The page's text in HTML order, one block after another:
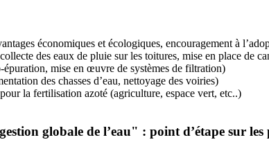
économiques et écologiques, encouragement à
des eaux de pluie sur les toitures, mise en place de
mise en œuvre de systèmes de filtration)
des chasses d’eau, nettoyage des voiries)
la fertilisation azoté (agriculture, espace vert, etc..)
globale de l’eau" : point d’étape sur